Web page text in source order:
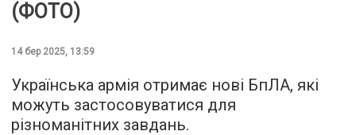
(ФОТО)
14 бер 2025, 13:59
Українська армія отримає нові БпЛА, які
можуть застосовуватися для
різноманітних завдань.